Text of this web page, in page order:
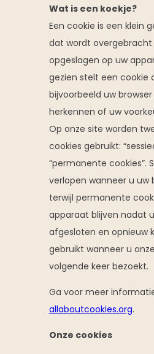
Wat is een koekje?
Een cookie is een klein
dat wordt overgebracht
opgeslagen op uw
gezien stelt een cookie
bijvoorbeeld uw
herkennen of uw
Op onze site worden
cookies gebruikt:
“permanente cookies”.
verlopen wanneer u uw
terwijl permanente
apparaat blijven nadat
afgesloten en opnieuw
gebruikt wanneer u
volgende keer bezoekt.
Ga voor meer
allaboutcookies.org.
Onze cookies